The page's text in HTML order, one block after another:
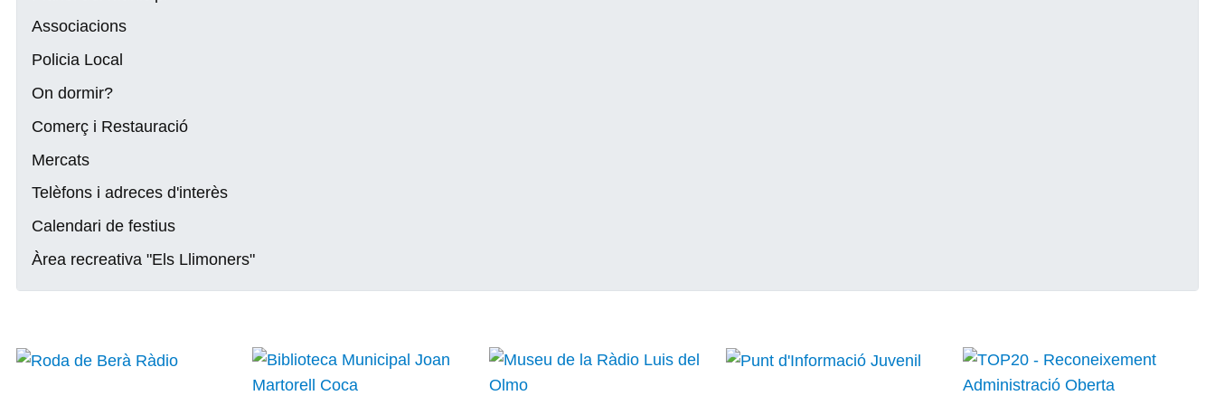
Associacions
Policia Local
On dormir?
Comerç i Restauració
Mercats
Telèfons i adreces d'interès
Calendari de festius
Àrea recreativa "Els Llimoners"